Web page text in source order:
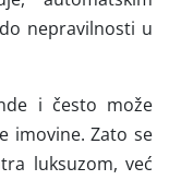
nepravilnosti u
i često može
imovine. Zato se
luksuzom, već